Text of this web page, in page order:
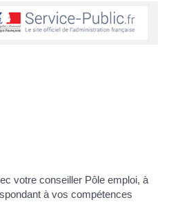
votre conseiller Pôle emploi, à
à vos compétences